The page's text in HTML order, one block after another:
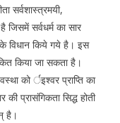
सर्वशास्त्रमयी,
जिसमें सर्वधर्म का सार
विधान किये गये है। इस
किया जा सकता है।
को र्इश्वर प्राप्ति का
की प्रासंगिकता सिद्ध होती
है।